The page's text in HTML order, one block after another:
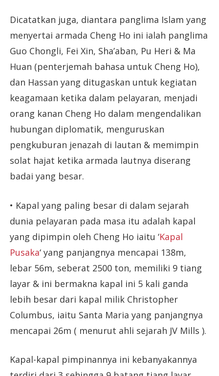
Dicatatkan juga, diantara panglima Islam yang
menyertai armada Cheng Ho ini ialah panglima
Guo Chongli, Fei Xin, Sha’aban, Pu Heri & Ma
Huan (penterjemah bahasa untuk Cheng Ho),
dan Hassan yang ditugaskan untuk kegiatan
keagamaan ketika dalam pelayaran, menjadi
orang kanan Cheng Ho dalam mengendalikan
hubungan diplomatik, menguruskan
pengkuburan jenazah di lautan & memimpin
solat hajat ketika armada lautnya diserang
badai yang besar.
• Kapal yang paling besar di dalam sejarah
dunia pelayaran pada masa itu adalah kapal
yang dipimpin oleh Cheng Ho iaitu ‘Kapal
Pusaka‘ yang panjangnya mencapai 138m,
lebar 56m, seberat 2500 ton, memiliki 9 tiang
layar & ini bermakna kapal ini 5 kali ganda
lebih besar dari kapal milik Christopher
Columbus, iaitu Santa Maria yang panjangnya
mencapai 26m ( menurut ahli sejarah JV Mills ).
Kapal-kapal pimpinannya ini kebanyakannya